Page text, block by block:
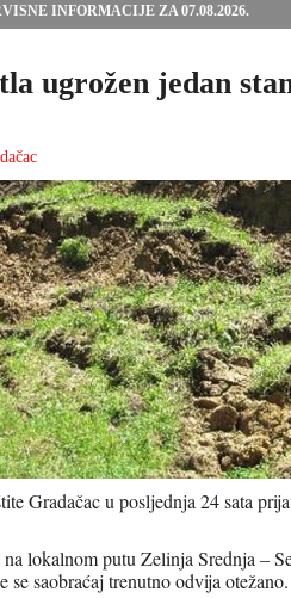
INFORMACIJE ZA 07.08.2026.
ugrožen jedan
Gradačac u posljednja 24 sata
lokalnom putu Zelinja Srednja –
se saobraćaj trenutno odvija otežano.